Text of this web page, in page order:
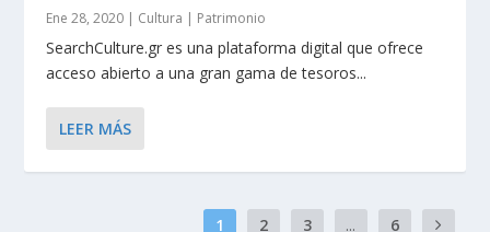
Ene 28, 2020 | Cultura | Patrimonio
SearchCulture.gr es una plataforma digital que ofrece
acceso abierto a una gran gama de tesoros...
LEER MÁS
1 2 3 ... 6